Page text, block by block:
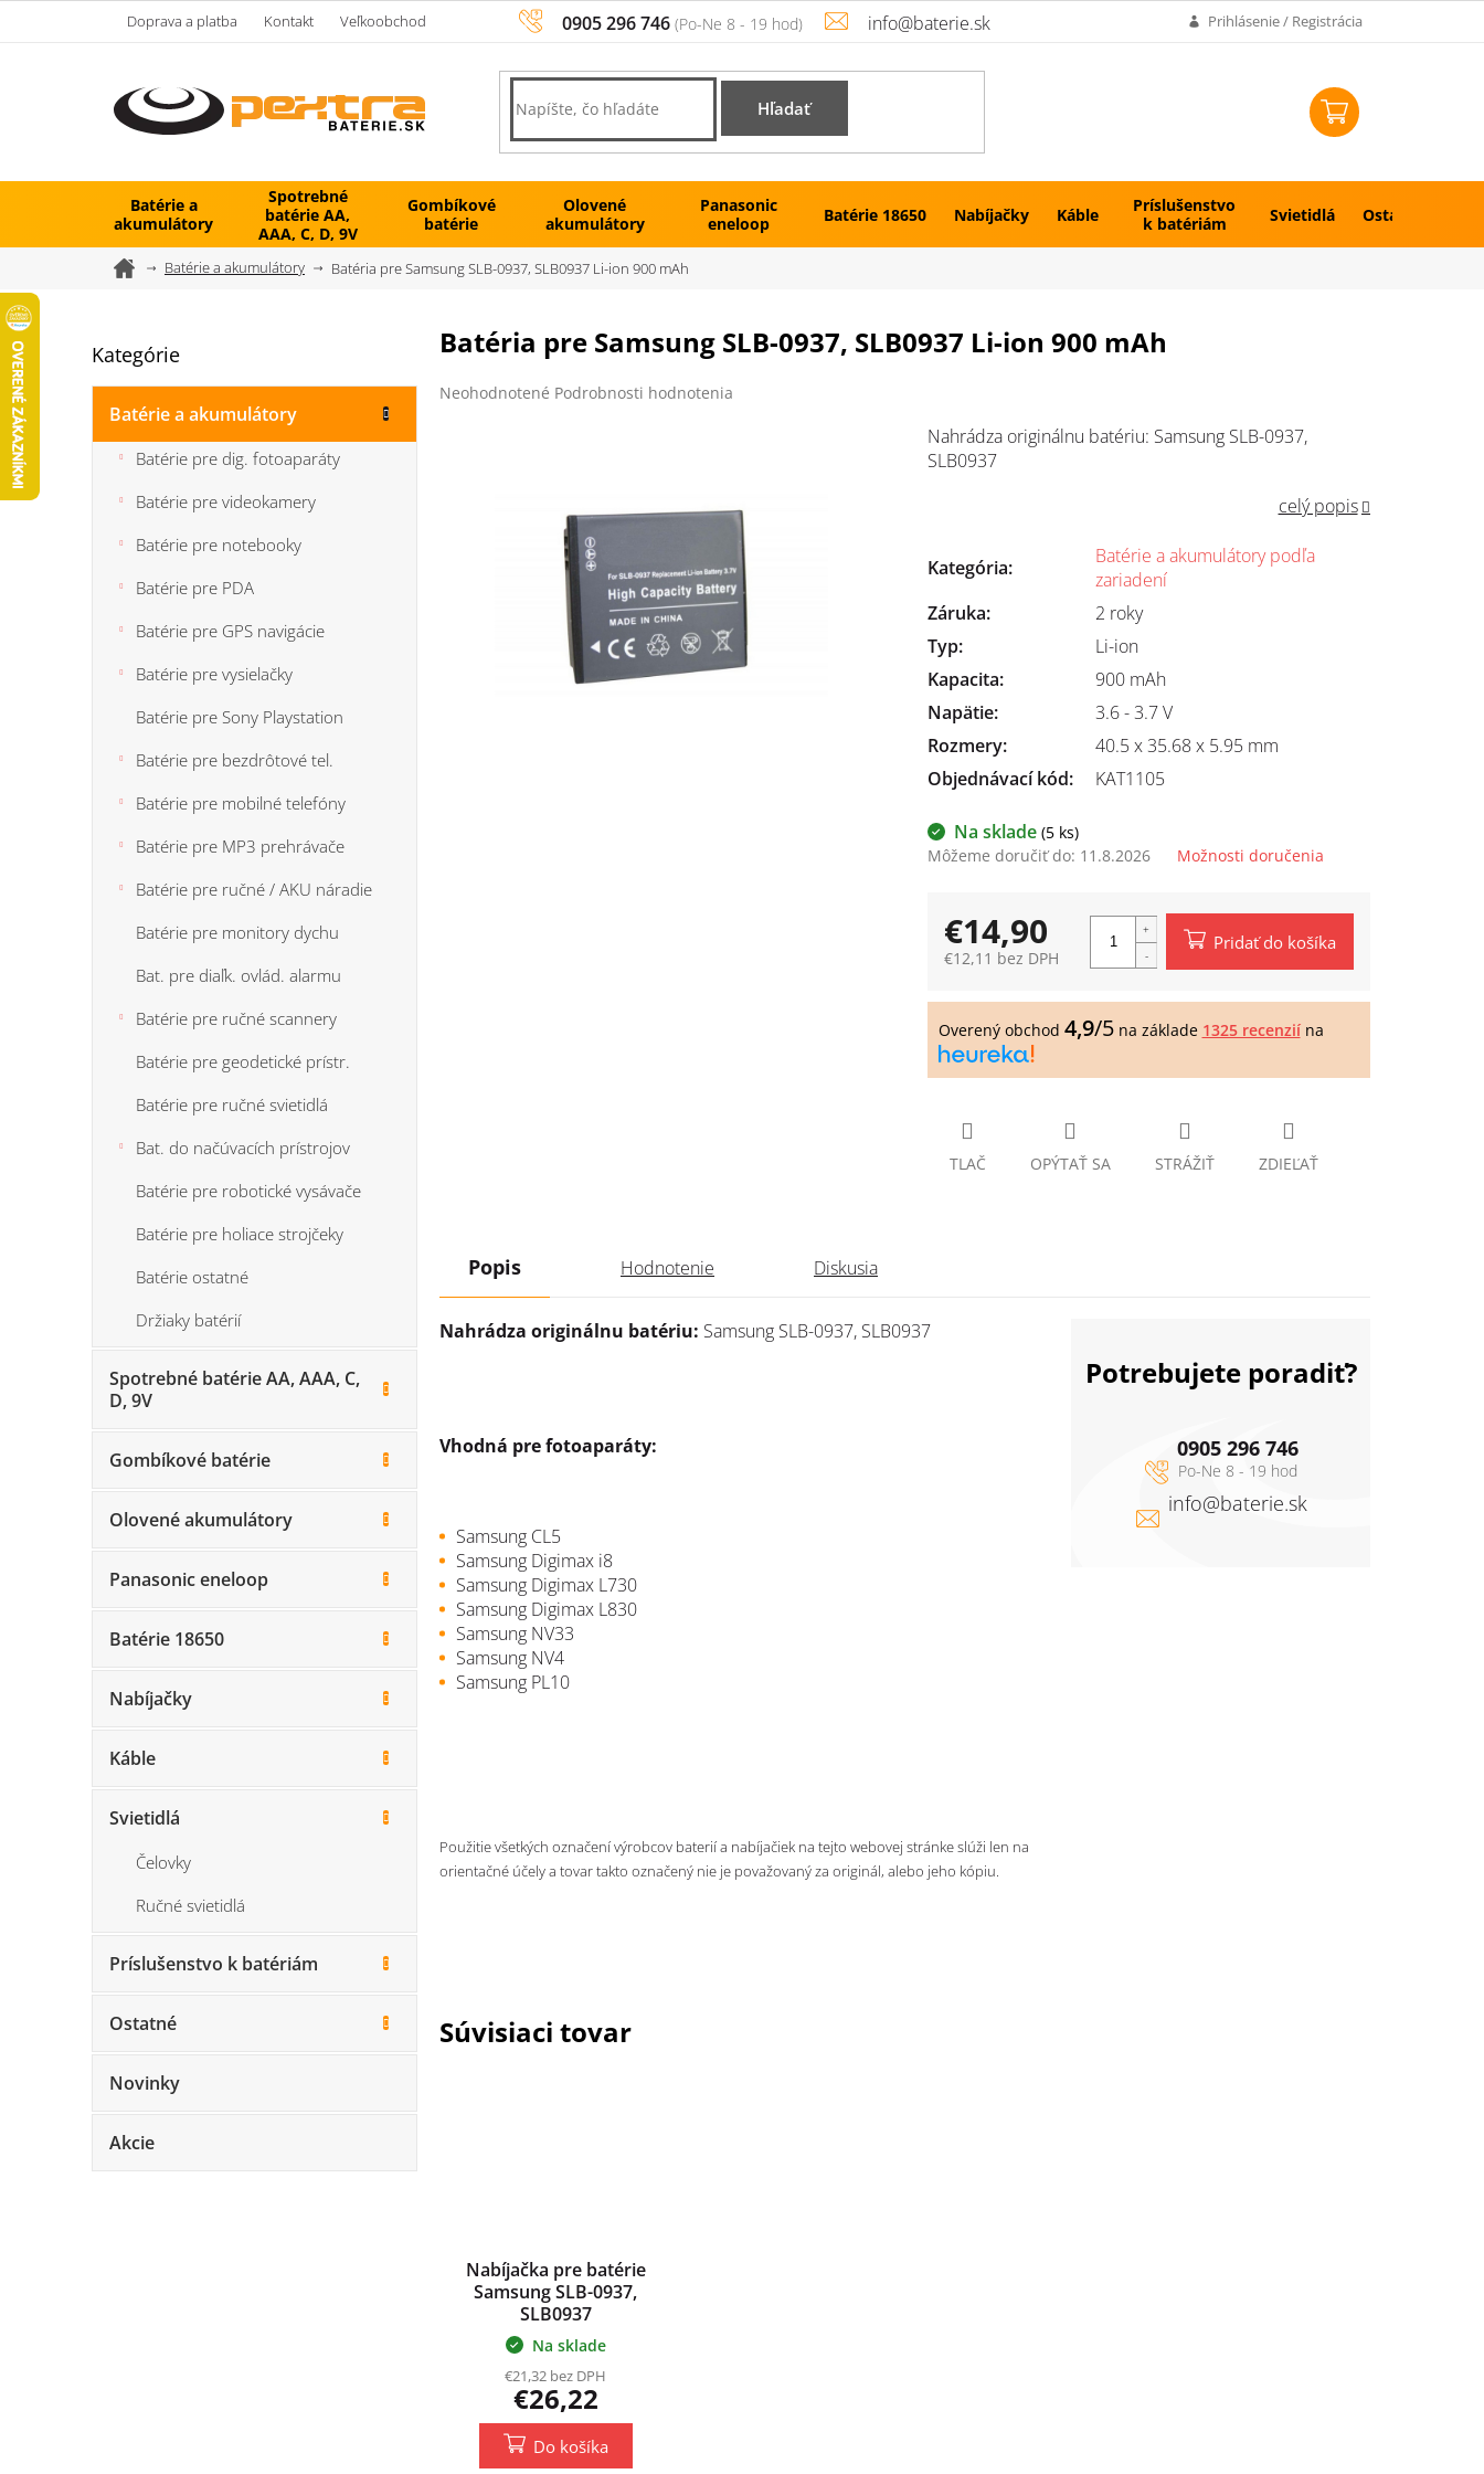
0905 296 746 info@baterie.sk
Doprava a platba Kontakt Veľkoobchod Prihlásenie / Registrácia
Hľadať
Batérie a
akumulátory
Spotrebné
batérie AA,
AAA, C, D, 9V
Gombíkové
batérie
Olovené
akumulátory
Panasonic
eneloop
Batérie 18650 Nabíjačky Káble
Príslušenstvo
k batériám
Svietidlá Ostatné
DomovBatérie a akumulátory Batéria pre Samsung SLB-0937, SLB0937 Li-ion 900 mAh
o
č
Preskočiť
Kategórie
Batérie a akumulátory
Batérie pre dig. fotoaparáty
Batérie pre videokamery
Batérie pre notebooky
Batérie pre PDA
Batérie pre GPS navigácie
Batérie pre vysielačky
Batérie pre Sony Playstation
Batérie pre bezdrôtové tel.
Batérie pre mobilné telefóny
Batérie pre MP3 prehrávače
Batérie pre ručné / AKU náradie
Batérie pre monitory dychu
Bat. pre diaľk. ovlád. alarmu
Batérie pre ručné scannery
Batérie pre geodetické prístr.
Batérie pre ručné svietidlá
Bat. do načúvacích prístrojov
Batérie pre robotické vysávače
Batérie pre holiace strojčeky
Batérie ostatné
Držiaky batérií
Spotrebné batérie AA, AAA, C,
D, 9V
Gombíkové batérie
Olovené akumulátory
Panasonic eneloop
Batérie 18650
Nabíjačky
Káble
Svietidlá
Čelovky
Ručné svietidlá
Príslušenstvo k batériám
Ostatné
Novinky
Akcie
Batéria pre Samsung SLB-0937, SLB0937 Li-ion 900 mAh
Priemerné
Neohodnotené Podrobnosti hodnotenia
Na sklade (5 ks)
Môžeme doručiť do: 11.8.2026 Možnosti doručenia
Nahrádza originálnu batériu: Samsung SLB-0937,
SLB0937
celý popis
TLAČ OPÝTAŤ SA STRÁŽIŤ ZDIEĽAŤ
Kategória:
Batérie a akumulátory podľa
zariadení
Záruka:
2 roky
Typ:
Li-ion
Kapacita:
900 mAh
Napätie:
3.6 - 3.7 V
Rozmery:
40.5 x 35.68 x 5.95 mm
Objednávací kód:
KAT1105
€14,90
€12,11 bez DPH
cena:
Pridať do košíka
Overený obchod 4,9/5na základe 1325 recenziína
Súvisiaci tovar
Nabíjačka pre batérie
Samsung SLB-0937,
SLB0937
Na sklade
€21,32 bez DPH
€26,22
Do košíka
Popis Hodnotenie Diskusia
Nahrádza originálnu batériu: Samsung SLB-0937, SLB0937
Vhodná pre fotoaparáty:
Samsung CL5
Samsung Digimax i8
Samsung Digimax L730
Samsung Digimax L830
Samsung NV33
Samsung NV4
Samsung PL10
Použitie všetkých označení výrobcov baterií a nabíjačiek na tejto webovej stránke slúži len na
orientačné účely a tovar takto označený nie je považovaný za originál, alebo jeho kópiu.
Potrebujete poradiť?
info@baterie.sk
0905 296 746